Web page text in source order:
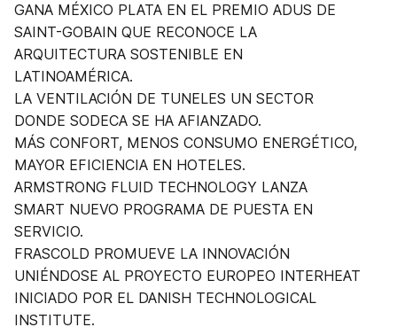
GANA MÉXICO PLATA EN EL PREMIO ADUS DE
SAINT-GOBAIN QUE RECONOCE LA
ARQUITECTURA SOSTENIBLE EN
LATINOAMÉRICA.
LA VENTILACIÓN DE TUNELES UN SECTOR
DONDE SODECA SE HA AFIANZADO.
MÁS CONFORT, MENOS CONSUMO ENERGÉTICO,
MAYOR EFICIENCIA EN HOTELES.
ARMSTRONG FLUID TECHNOLOGY LANZA
SMART NUEVO PROGRAMA DE PUESTA EN
SERVICIO.
FRASCOLD PROMUEVE LA INNOVACIÓN
UNIÉNDOSE AL PROYECTO EUROPEO INTERHEAT
INICIADO POR EL DANISH TECHNOLOGICAL
INSTITUTE.